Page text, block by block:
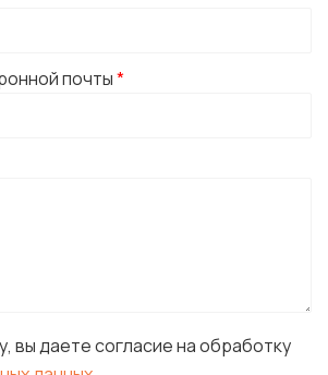
почты*
вы даете согласие на обработку